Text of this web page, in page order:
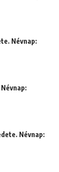
Névnap:
Névnap: